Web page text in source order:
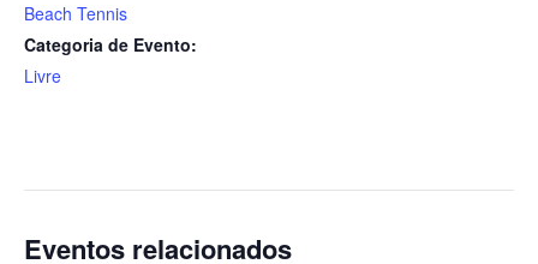
Beach Tennis
Categoria de Evento:
Livre
Eventos relacionados